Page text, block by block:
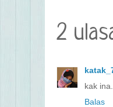
2
kak
Balas